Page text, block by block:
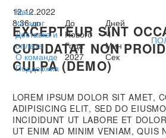
Наш
каталог
Доставка и
оплата
О команде
Поддержка
До
Нового
Года
2027
Дней
Ч
Мин
Сек
12.12.2022
8:36 дп
EXCEPTEUR SINT
CUPIDATAT NON
CULPA (DEMO)
LOREM IPSUM DOLOR SIT AMET,
ADIPISICING ELIT, SED DO
INCIDIDUNT UT LABORE ET
UT ENIM AD MINIM VENIAM, QUIS